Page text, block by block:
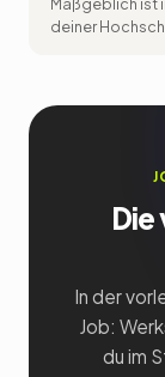
deiner
In der
Job:
du im